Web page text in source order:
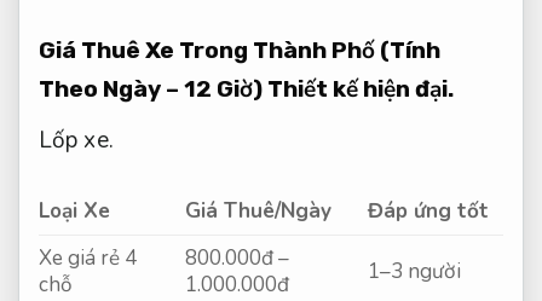
Giá Thuê Xe Trong Thành Phố (Tính
Theo Ngày – 12 Giờ) Thiết kế hiện đại.
Lốp xe.
Loại Xe Giá Thuê/Ngày
Đáp ứng tốt
Xe giá rẻ 4
chỗ
800.000đ –
1.000.000đ
1–3 người